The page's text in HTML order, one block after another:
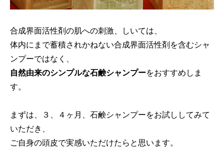
合成界面活性剤の肌への刺激、しいては、
体内にまで蓄積されかねない合成界面活性剤を含むシャ
ンプーではなく、
自然由来のシンプルな石鹸シャンプーをおすすめしま
す。
まずは、３、４ヶ月、石鹸シャンプーをお試ししてみて
いただき、
ご自身の頭皮で実感いただけたらと思います。